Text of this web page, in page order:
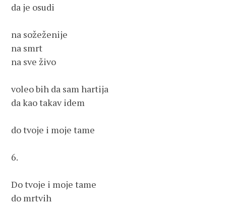
da je osudi
na sožeženije
na smrt
na sve živo
voleo bih da sam hartija
da kao takav idem
do tvoje i moje tame
6.
Do tvoje i moje tame
do mrtvih